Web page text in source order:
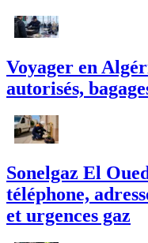
Voyager en
autorisés,
Sonelgaz El
téléphone,
et urgences gaz